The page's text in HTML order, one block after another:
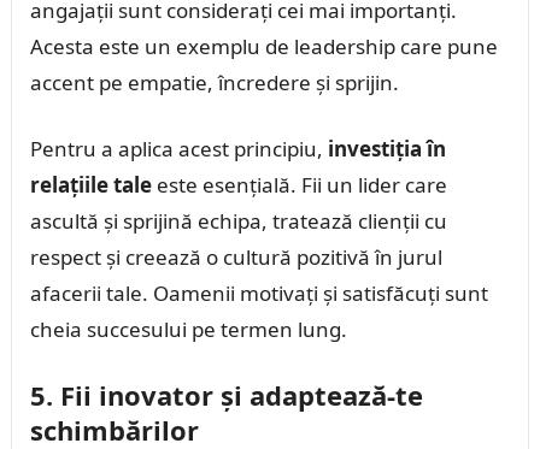
angajații sunt considerați cei mai importanți.
Acesta este un exemplu de leadership care pune
accent pe empatie, încredere și sprijin.
Pentru a aplica acest principiu, investiția în
relațiile taleeste esențială. Fii un lider care
ascultă și sprijină echipa, tratează clienții cu
respect și creează o cultură pozitivă în jurul
afacerii tale. Oamenii motivați și satisfăcuți sunt
cheia succesului pe termen lung.
5. Fii inovator și adaptează-te
schimbărilor